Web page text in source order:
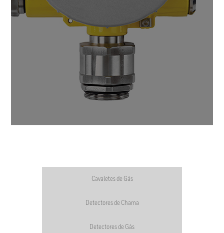
Cavaletes de Gás
Detectores de Chama
Detectores de Gás